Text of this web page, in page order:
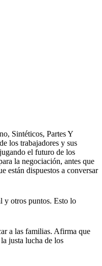
Sintéticos, Partes Y
los trabajadores y sus
el futuro de los
la negociación, antes que
están dispuestos a conversar
y otros puntos. Esto lo
a las familias. Afirma que
justa lucha de los